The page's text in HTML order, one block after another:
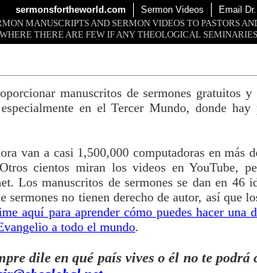
sermonsfortheworld.com Sermon Videos Email
MANUSCRIPTS AND SERMON VIDEOS TO PASTORS
THERE ARE FEW IF ANY THEOLOGICAL
manuscritos de sermones gratuitos y
en el Tercer Mundo, donde hay
van a casi 1,500,000 computadoras en más
cientos miran los videos en YouTube,
Los manuscritos de sermones se dan en 46
sermones no tienen derecho de autor, así que
aquí para aprender cómo puedes hacer una
a todo el mundo.
dile en qué país vives o él no te